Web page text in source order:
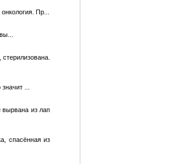
Пр...
...
из лап
спасённая из